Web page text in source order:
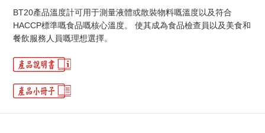
BT20產品溫度計可用于測量液體或散裝物料嘅溫度以及符合
HACCP標準嘅食品嘅核心溫度。 使其成為食品檢查員以及美食和
餐飲服務人員嘅理想選擇。